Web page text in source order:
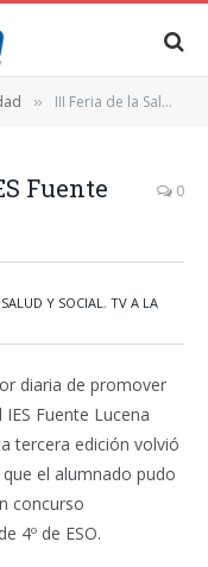
» III Feria de la Salud en IES Fuente Lucena
Fuente
0
SALUD Y SOCIAL, TV A LA
diaria de promover
Fuente Lucena
tercera edición volvió
el alumnado pudo
concurso
4º de ESO.